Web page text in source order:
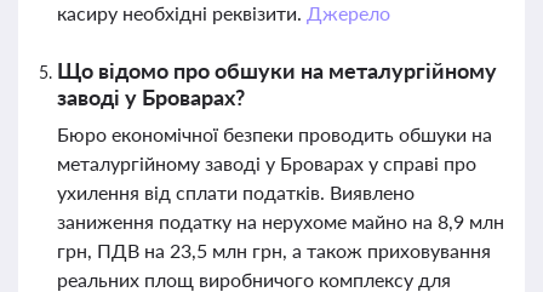
касиру необхідні реквізити. Джерело
Що відомо про обшуки на металургійному
заводі у Броварах?
Бюро економічної безпеки проводить обшуки на
металургійному заводі у Броварах у справі про
ухилення від сплати податків. Виявлено
заниження податку на нерухоме майно на 8,9 млн
грн, ПДВ на 23,5 млн грн, а також приховування
реальних площ виробничого комплексу для